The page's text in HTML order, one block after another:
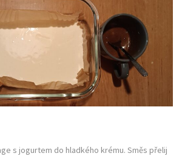
s jogurtem do hladkého krému. Směs přelij